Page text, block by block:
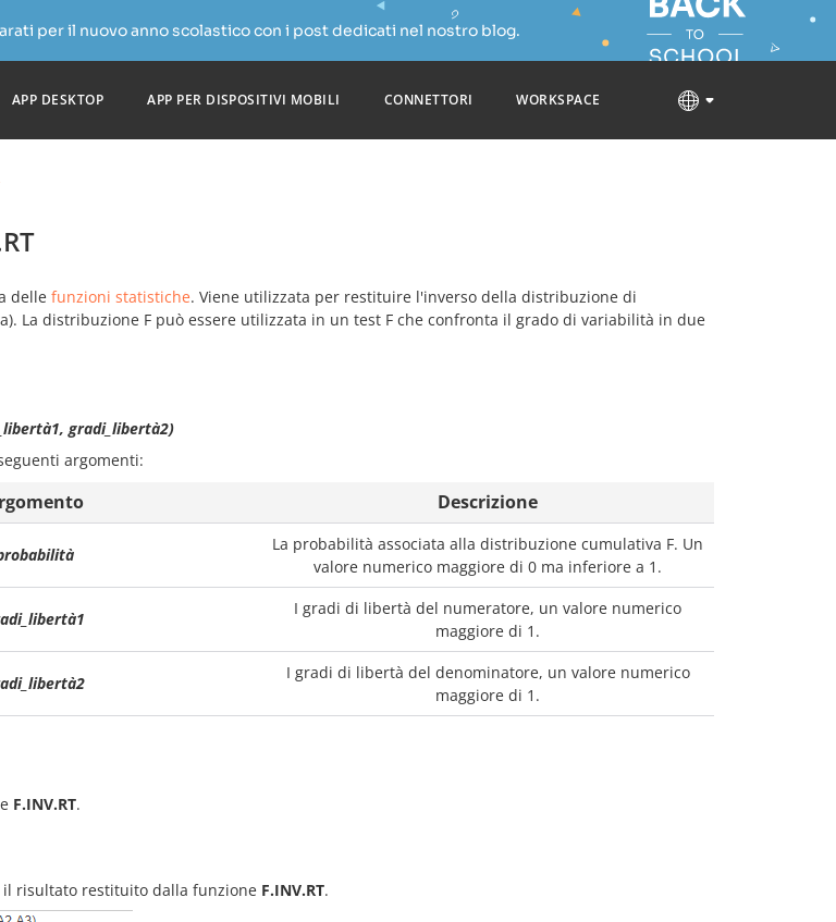
per il nuovo anno scolastico con i post dedicati nel nostro blog.
APP DESKTOP APP PER DISPOSITIVI MOBILI CONNETTORI WORKSPACE
delle funzioni statistiche. Viene utilizzata per restituire l'inverso della distribuzione di
La distribuzione F può essere utilizzata in un test F che confronta il grado di variabilità in due
gradi_libertà2)
argomenti:
Descrizione
La probabilità associata alla distribuzione cumulativa F. Un
valore numerico maggiore di 0 ma inferiore a 1.
I gradi di libertà del numeratore, un valore numerico
maggiore di 1.
I gradi di libertà del denominatore, un valore numerico
maggiore di 1.
F.INV.RT.
il risultato restituito dalla funzione F.INV.RT.